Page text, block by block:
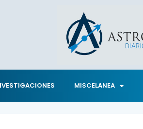
MISCELANEA